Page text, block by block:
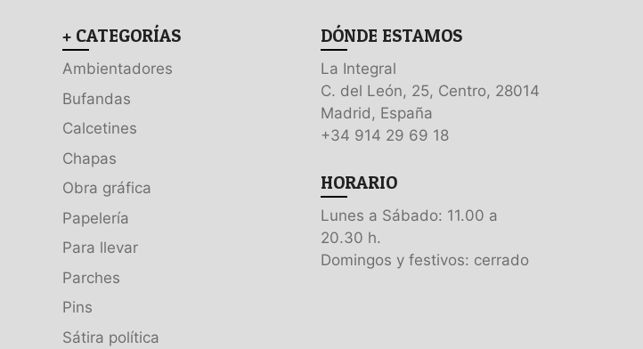
+ CATEGORÍAS
Ambientadores
Bufandas
Calcetines
Chapas
Obra gráfica
Papelería
Para llevar
Parches
Pins
Sátira política
DÓNDE ESTAMOS
La Integral
C. del León, 25, Centro, 28014
Madrid, España
+34 914 29 69 18
HORARIO
Lunes a Sábado: 11.00 a
20.30 h.
Domingos y festivos: cerrado